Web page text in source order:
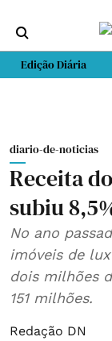
Edição Diária
diario-de-noticias
Receita
subiu
No ano
imóveis de
dois milhões
151 milhões.
Redação DN